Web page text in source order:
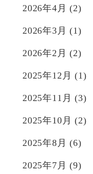
2026年4月 (2)
2026年3月 (1)
2026年2月 (2)
2025年12月 (1)
2025年11月 (3)
2025年10月 (2)
2025年8月 (6)
2025年7月 (9)